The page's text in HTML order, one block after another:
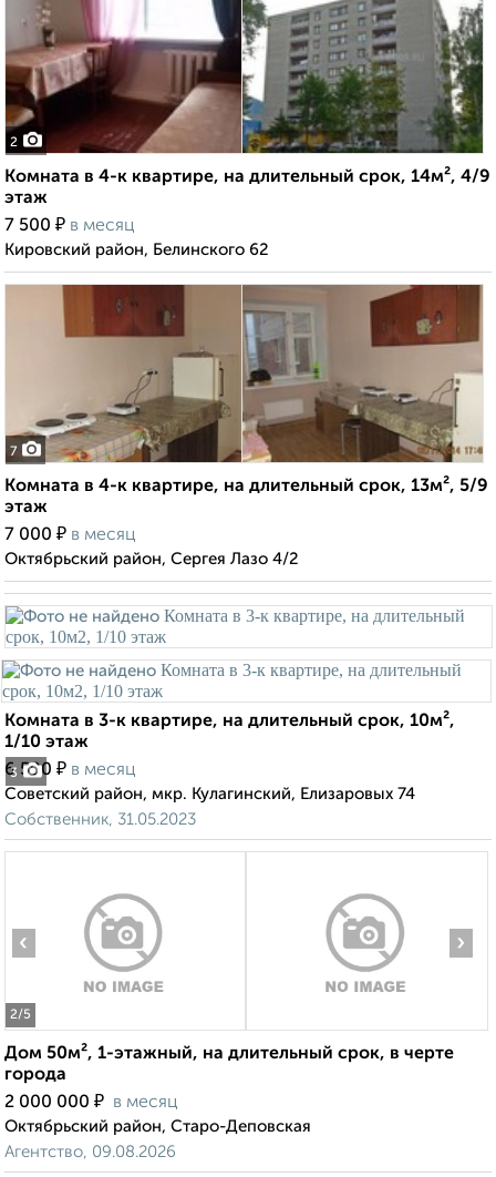
2
Комната в 4-к квартире, на длительный срок, 14м², 4/9
этаж
7 500 ₽ в месяц
Кировский район, Белинского 62
7
Комната в 4-к квартире, на длительный срок, 13м², 5/9
этаж
7 000 ₽ в месяц
Октябрьский район, Сергея Лазо 4/2
3
Комната в 3-к квартире, на длительный срок, 10м²,
1/10 этаж
6 500 ₽ в месяц
Советский район, мкр. Кулагинский, Елизаровых 74
Собственник, 31.05.2023
2/5
‹ ›
Дом 50м², 1-этажный, на длительный срок, в черте
города
2 000 000 ₽ в месяц
Октябрьский район, Старо-Деповская
Агентство, 09.08.2026